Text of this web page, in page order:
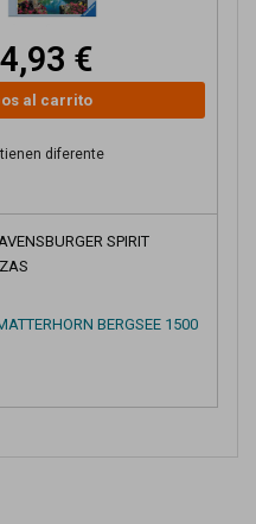
€
al carrito
diferente
SPIRIT
BERGSEE 1500